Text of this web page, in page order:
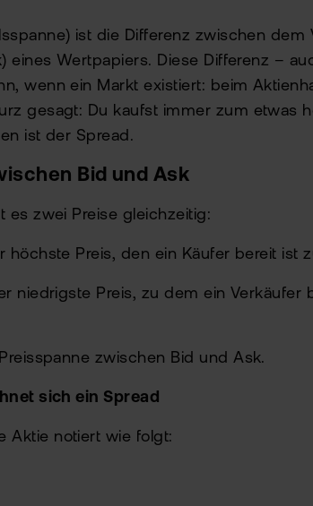
ist die Differenz zwischen
eines Wertpapiers. Diese Differenz –
wenn ein Markt existiert: beim
gesagt: Du kaufst immer zum etwas
ist der Spread.
Bid und Ask
es zwei Preise gleichzeitig:
höchste Preis, den ein Käufer bereit ist
niedrigste Preis, zu dem ein
zwischen Bid und Ask.
sich ein Spread
Aktie notiert wie folgt: